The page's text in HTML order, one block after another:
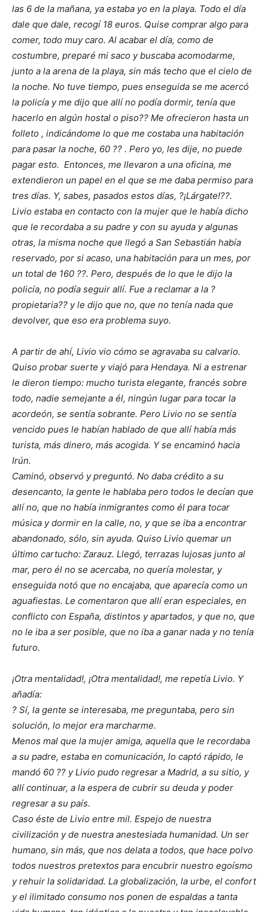
las 6 de la mañana, ya estaba yo en la playa. Todo el día
dale que dale, recogí 18 euros. Quise comprar algo para
comer, todo muy caro. Al acabar el día, como de
costumbre, preparé mi saco y buscaba acomodarme,
junto a la arena de la playa, sin más techo que el cielo de
la noche. No tuve tiempo, pues enseguida se me acercó
la policía y me dijo que allí no podía dormir, tenía que
hacerlo en algún hostal o piso?? Me ofrecieron hasta un
folleto , indicándome lo que me costaba una habitación
para pasar la noche, 60 ?? . Pero yo, les dije, no puede
pagar esto. Entonces, me llevaron a una oficina, me
extendieron un papel en el que se me daba permiso para
tres días. Y, sabes, pasados estos días, ?¡Lárgate!??.
Livio estaba en contacto con la mujer que le había dicho
que le recordaba a su padre y con su ayuda y algunas
otras, la misma noche que llegó a San Sebastián había
reservado, por si acaso, una habitación para un mes, por
un total de 160 ??. Pero, después de lo que le dijo la
policía, no podía seguir allí. Fue a reclamar a la ?
propietaria?? y le dijo que no, que no tenía nada que
devolver, que eso era problema suyo.
A partir de ahí, Livio vio cómo se agravaba su calvario.
Quiso probar suerte y viajó para Hendaya. Ni a estrenar
le dieron tiempo: mucho turista elegante, francés sobre
todo, nadie semejante a él, ningún lugar para tocar la
acordeón, se sentía sobrante. Pero Livio no se sentía
vencido pues le habían hablado de que allí había más
turista, más dinero, más acogida. Y se encaminó hacia
Irún.
Caminó, observó y preguntó. No daba crédito a su
desencanto, la gente le hablaba pero todos le decían que
allí no, que no había inmigrantes como él para tocar
música y dormir en la calle, no, y que se iba a encontrar
abandonado, sólo, sin ayuda. Quiso Livio quemar un
último cartucho: Zarauz. Llegó, terrazas lujosas junto al
mar, pero él no se acercaba, no quería molestar, y
enseguida notó que no encajaba, que aparecía como un
aguafiestas. Le comentaron que allí eran especiales, en
conflicto con España, distintos y apartados, y que no, que
no le iba a ser posible, que no iba a ganar nada y no tenía
futuro.
¡Otra mentalidad!, ¡Otra mentalidad!, me repetía Livio. Y
añadía:
? Sí, la gente se interesaba, me preguntaba, pero sin
solución, lo mejor era marcharme.
Menos mal que la mujer amiga, aquella que le recordaba
a su padre, estaba en comunicación, lo captó rápido, le
mandó 60 ?? y Livio pudo regresar a Madrid, a su sitio, y
allí continuar, a la espera de cubrir su deuda y poder
regresar a su país.
Caso éste de Livio entre mil. Espejo de nuestra
civilización y de nuestra anestesiada humanidad. Un ser
humano, sin más, que nos delata a todos, que hace polvo
todos nuestros pretextos para encubrir nuestro egoísmo
y rehuir la solidaridad. La globalización, la urbe, el confort
y el ilimitado consumo nos ponen de espaldas a tanta